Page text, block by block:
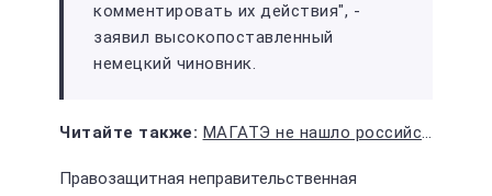
комментировать их действия", -
заявил высокопоставленный
немецкий чиновник.
МАГАТЭ не нашло российские мины на Запорожской атомной станции
Правозащитная неправительственная